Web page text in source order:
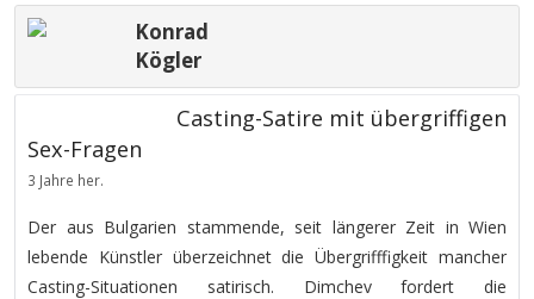
Konrad
Kögler
Casting-Satire mit übergriffigen
Sex-Fragen
3 Jahre her.
Der aus Bulgarien stammende, seit längerer Zeit in Wien
lebende Künstler überzeichnet die Übergrifffigkeit mancher
Casting-Situationen satirisch. Dimchev fordert die